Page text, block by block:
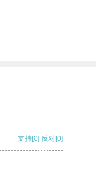
支持[0] 反对[0]